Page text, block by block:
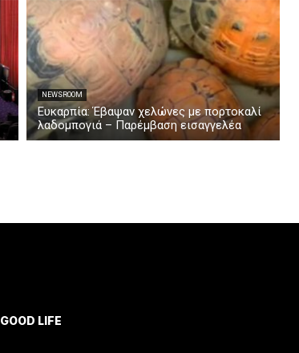
NEWSROOM
Ευκαρπία: Έβαψαν χελώνες με πορτοκαλί
λαδομπογιά – Παρέμβαση εισαγγελέα
GOOD LIFE